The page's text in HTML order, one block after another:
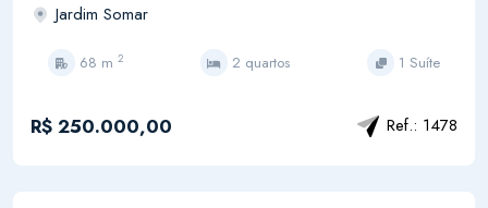
Jardim Somar
68 m 2 2 quartos 1 Suíte
R$ 250.000,00 Ref.: 1478